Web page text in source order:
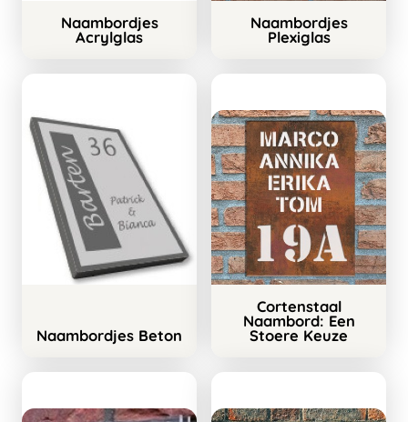
Naambordjes
Acrylglas
Naambordjes
Plexiglas
Naambordjes Beton
Cortenstaal
Naambord: Een
Stoere Keuze